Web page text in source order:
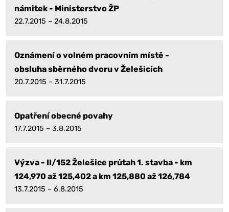
námitek - Ministerstvo ŽP
22.7.2015 – 24.8.2015
Oznámení o volném pracovním místě -
obsluha sběrného dvoru v Želešicích
20.7.2015 – 31.7.2015
Opatření obecné povahy
17.7.2015 – 3.8.2015
Výzva - II/152 Želešice průtah 1. stavba - km
124,970 až 125,402 a km 125,880 až 126,784
13.7.2015 – 6.8.2015